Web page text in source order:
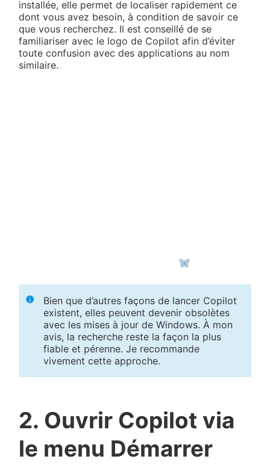
installée, elle permet de localiser rapidement ce
dont vous avez besoin, à condition de savoir ce
que vous recherchez. Il est conseillé de se
familiariser avec le logo de Copilot afin d’éviter
toute confusion avec des applications au nom
similaire.
Bien que d’autres façons de lancer Copilot
existent, elles peuvent devenir obsolètes
avec les mises à jour de Windows. À mon
avis, la recherche reste la façon la plus
fiable et pérenne. Je recommande
vivement cette approche.
2. Ouvrir Copilot via
le menu Démarrer